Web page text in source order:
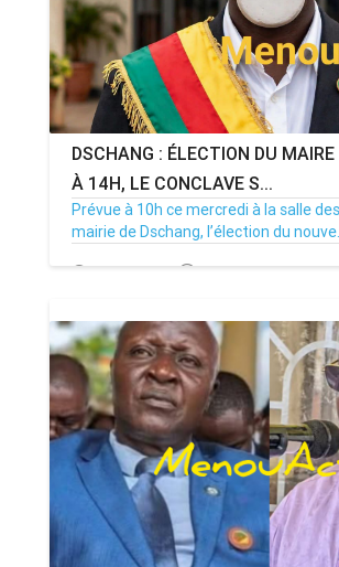
DSCHANG : ÉLECTION DU MAIRE
À 14H, LE CONCLAVE S...
Prévue à 10h ce mercredi à la salle
mairie de Dschang, l’élection du
15/07/26 Par MenouActu